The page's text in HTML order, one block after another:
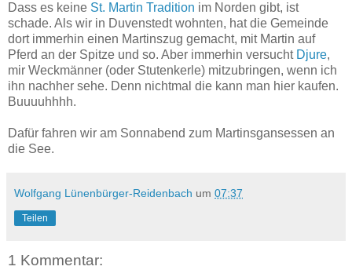
Dass es keine St. Martin Tradition im Norden gibt, ist
schade. Als wir in Duvenstedt wohnten, hat die Gemeinde
dort immerhin einen Martinszug gemacht, mit Martin auf
Pferd an der Spitze und so. Aber immerhin versucht Djure,
mir Weckmänner (oder Stutenkerle) mitzubringen, wenn ich
ihn nachher sehe. Denn nichtmal die kann man hier kaufen.
Buuuuhhhh.
Dafür fahren wir am Sonnabend zum Martinsgansessen an
die See.
Wolfgang Lünenbürger-Reidenbach um 07:37
Teilen
1 Kommentar: